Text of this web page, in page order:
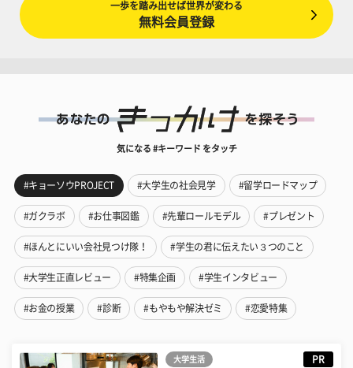
一歩を踏み出せば世界が変わる
無料会員登録
気になる #キーワード をタッチ
#キョーソウPROJECT #大学生の社会見学 #留学ロードマップ
#ガクラボ #お仕事図鑑 #先輩ロールモデル #プレゼント
#ほんとにいい会社見つけ隊！ #学生の君に伝えたい３つのこと
#大学生正直レビュー #特集企画 #学生インタビュー
#お金の授業 #診断 #もやもや解決ゼミ #恋愛特集
大学生活 PR